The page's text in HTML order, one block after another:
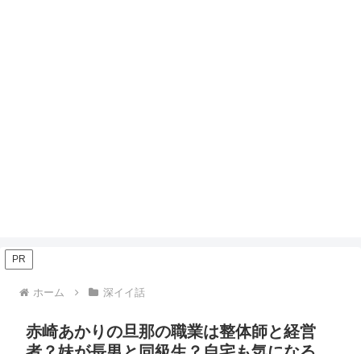
PR
ホーム 深イイ話
赤崎あかりの旦那の職業は整体師と経営